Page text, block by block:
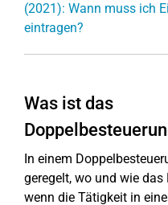
(2021): Wann muss ich
eintragen?
Was ist das
In einem
geregelt, wo und wie
wenn die Tätigkeit in